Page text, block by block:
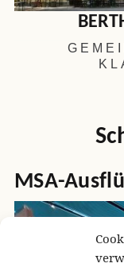
MSA-